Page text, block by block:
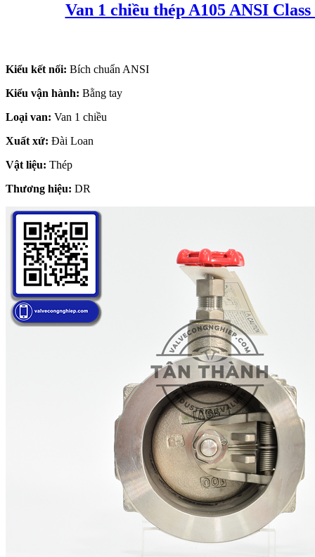
Van 1 chiều thép A105 ANSI Class
Kiểu kết nối: Bích chuẩn ANSI
Kiểu vận hành: Bằng tay
Loại van: Van 1 chiều
Xuất xứ: Đài Loan
Vật liệu: Thép
Thương hiệu: DR